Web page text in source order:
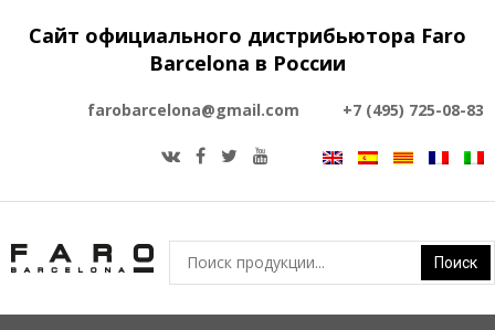
Сайт официального дистрибьютора Faro
Barcelona в России
farobarcelona@gmail.com +7 (495) 725-08-83